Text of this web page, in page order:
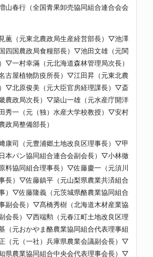
山春行（全国青果卸売協同組合連合会会
薫（元東北農政局生産経営部長）▽池澤
四国農政局食糧部長）▽池田文雄（元関
▽一村幸滿（元北海道森林管理局次長）
古屋植物防疫所長）▽江田昇（元東北農
▽北原俊美（元大臣官房経理課長）▽斎
農政局次長）▽築山一雄（元水産庁開洋
秀一（元（独）水産大学校教授）▽安村
政局整備部長）
康司（元豊浦郷土地改良区理事長）▽甲
本パン協同組合連合会副会長）▽小林徹
料協同組合理事長）▽佐藤慶一（元須川
長）▽佐藤鎮平（元山梨県農業共済組合
）▽佐藤隆義（元茨城県酪農業協同組合
副会長）▽髙橋秀樹（北海道木材産業協
会長）▽西端勲（元春江町土地改良区理
（元おかやま酪農業協同組合代表理事組
（元（一社）兵庫県農業会議副会長）▽
県農業協同組合中央会代表理事会長）▽